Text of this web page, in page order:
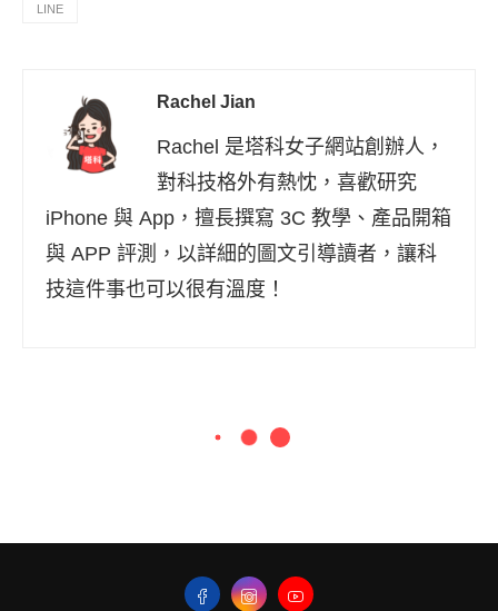
LINE
Rachel Jian
Rachel 是塔科女子網站創辦人，
對科技格外有熱忱，喜歡研究
iPhone 與 App，擅長撰寫 3C 教學、產品開箱
與 APP 評測，以詳細的圖文引導讀者，讓科
技這件事也可以很有溫度！